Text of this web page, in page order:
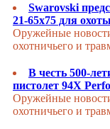
Swarovski
21-65x75 для
Оружейные
охотничьего и
В честь 500-
пистолет 94X
Оружейные
охотничьего и